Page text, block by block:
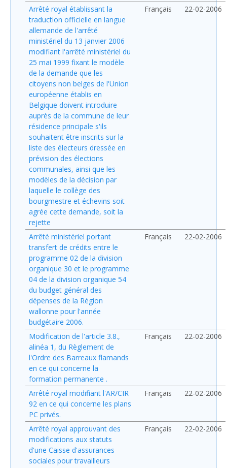
Arrêté royal établissant la
traduction officielle en langue
allemande de l'arrêté
ministériel du 13 janvier 2006
modifiant l'arrêté ministériel du
25 mai 1999 fixant le modèle
de la demande que les
citoyens non belges de l'Union
européenne établis en
Belgique doivent introduire
auprès de la commune de leur
résidence principale s'ils
souhaitent être inscrits sur la
liste des électeurs dressée en
prévision des élections
communales, ainsi que les
modèles de la décision par
laquelle le collège des
bourgmestre et échevins soit
agrée cette demande, soit la
rejette
Français 22-02-2006
Arrêté ministériel portant
transfert de crédits entre le
programme 02 de la division
organique 30 et le programme
04 de la division organique 54
du budget général des
dépenses de la Région
wallonne pour l'année
budgétaire 2006.
Français 22-02-2006
Modification de l'article 3.8.,
alinéa 1, du Règlement de
l'Ordre des Barreaux flamands
en ce qui concerne la
formation permanente .
Français 22-02-2006
Arrêté royal modifiant l'AR/CIR
92 en ce qui concerne les plans
PC privés.
Français 22-02-2006
Arrêté royal approuvant des
modifications aux statuts
d'une Caisse d'assurances
sociales pour travailleurs
Français 22-02-2006